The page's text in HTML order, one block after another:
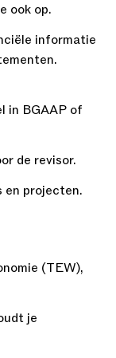
ook op.
informatie
in BGAAP of
de revisor.
en projecten.
(TEW),
je